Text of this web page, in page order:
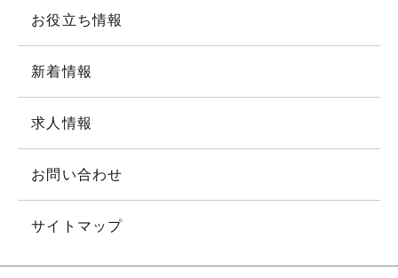
お役立ち情報
新着情報
求人情報
お問い合わせ
サイトマップ